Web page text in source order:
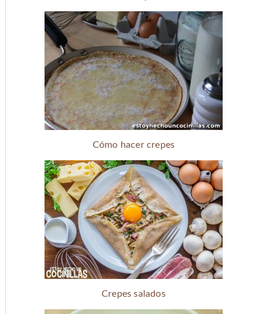
Cómo hacer crepes
Crepes salados